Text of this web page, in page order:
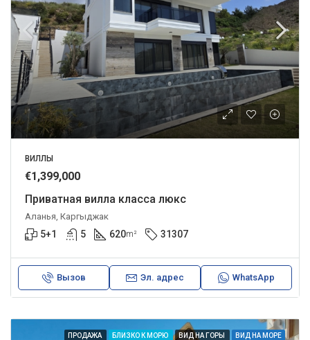
ВИЛЛЫ
€1,399,000
Приватная вилла класса люкс
Аланья, Каргыджак
5+1 5 620m² 31307
Вызов Эл. адрес WhatsApp
ПРОДАЖА БЛИЗКО К МОРЮ ВИД НА ГОРЫ ВИД НА МОРЕ